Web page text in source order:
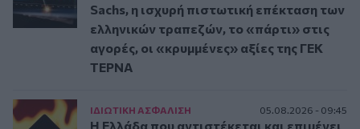
Sachs, η ισχυρή πιστωτική επέκταση των
ελληνικών τραπεζών, το «πάρτι» στις
αγορές, οι «κρυμμένες» αξίες της ΓΕΚ
ΤΕΡΝΑ
ΙΔΙΩΤΙΚΗ ΑΣΦAΛΙΣΗ 05.08.2026 - 09:45
Η Ελλάδα που αντιστέκεται και επιμένει